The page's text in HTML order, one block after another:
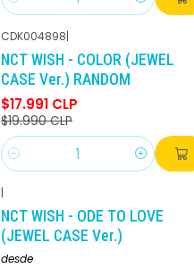
Cantidad
-10% DCTO
CDK004898|
NCT WISH - COLOR (JEWEL
CASE Ver.) RANDOM
$17.991 CLP
$19.990 CLP
Cantidad
NCT WISH - ODE TO LOVE
(JEWEL CASE Ver.)
desde